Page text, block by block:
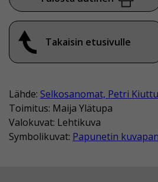
Takaisin etusivulle
Lähde: Selkosanomat, Petri Kiuttu
Toimitus: Maija Ylätupa
Valokuvat: Lehtikuva
Symbolikuvat: Papunetin